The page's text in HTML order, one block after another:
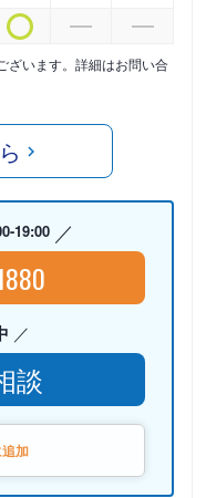
ざいます。詳細はお問い合
19:00
談
追加